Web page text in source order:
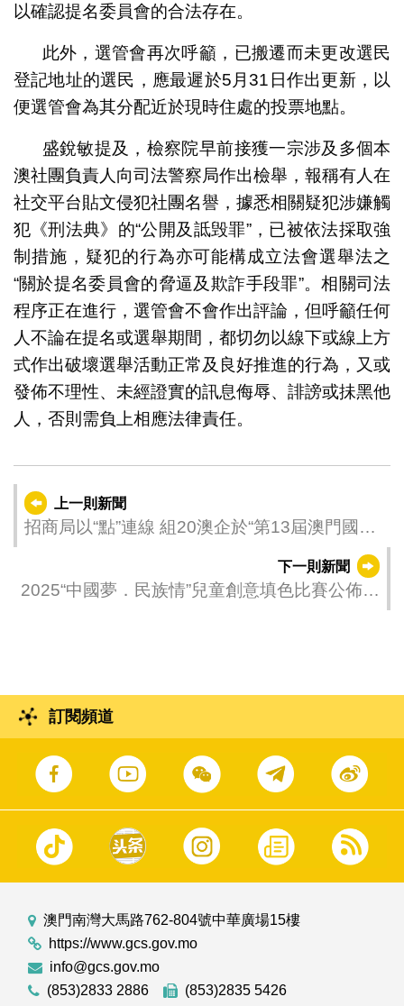
以確認提名委員會的合法存在。
此外，選管會再次呼籲，已搬遷而未更改選民
登記地址的選民，應最遲於5月31日作出更新，以
便選管會為其分配近於現時住處的投票地點。
盛銳敏提及，檢察院早前接獲一宗涉及多個本
澳社團負責人向司法警察局作出檢舉，報稱有人在
社交平台貼文侵犯社團名譽，據悉相關疑犯涉嫌觸
犯《刑法典》的“公開及詆毁罪”，已被依法採取強
制措施，疑犯的行為亦可能構成立法會選舉法之
“關於提名委員會的脅逼及欺詐手段罪”。相關司法
程序正在進行，選管會不會作出評論，但呼籲任何
人不論在提名或選舉期間，都切勿以線下或線上方
式作出破壞選舉活動正常及良好推進的行為，又或
發佈不理性、未經證實的訊息侮辱、誹謗或抺黑他
人，否則需負上相應法律責任。
上一則新聞
招商局以“點”連線 組20澳企於“第13屆澳門國際
下一則新聞
2025“中國夢．民族情”兒童創意填色比賽公佈得
訂閱頻道
澳門南灣大馬路762-804號中華廣場15樓
https://www.gcs.gov.mo
info@gcs.gov.mo
(853)2833 2886
(853)2835 5426